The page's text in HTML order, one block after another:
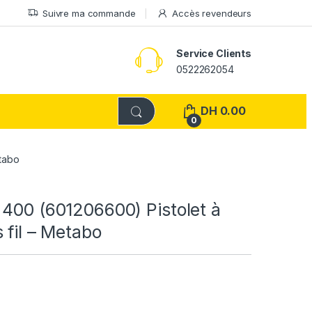
Suivre ma commande Accès revendeurs
Service Clients
0522262054
0
DH 0.00
400 (601206600) Pistolet à
fil – Metabo